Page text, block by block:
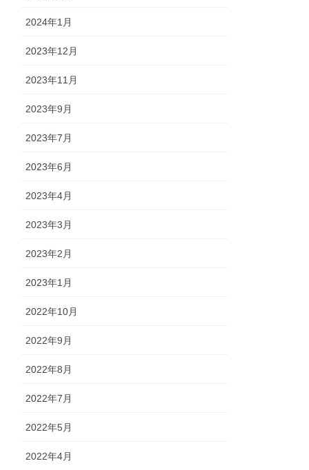
2024年1月
2023年12月
2023年11月
2023年9月
2023年7月
2023年6月
2023年4月
2023年3月
2023年2月
2023年1月
2022年10月
2022年9月
2022年8月
2022年7月
2022年5月
2022年4月